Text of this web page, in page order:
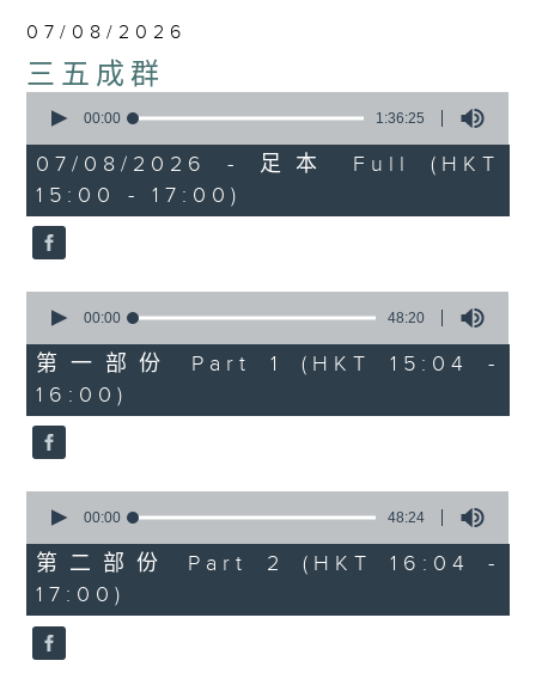
07/08/2026
三五成群
seconds
1
hour,
36
minutes,
25
seconds
00:00 1:36:25
07/08/2026 - 足本 Full (HKT
15:00 - 17:00)
seconds
48
minutes,
20
seconds
00:00 48:20
第一部份 Part 1 (HKT 15:04 -
16:00)
seconds
48
minutes,
24
seconds
00:00 48:24
第二部份 Part 2 (HKT 16:04 -
17:00)